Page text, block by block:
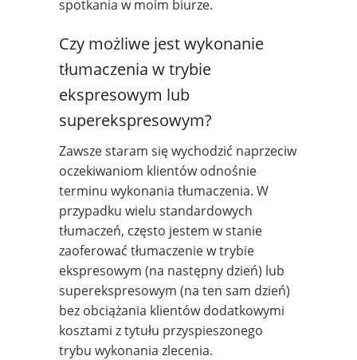
spotkania w moim biurze.
Czy możliwe jest wykonanie
tłumaczenia w trybie
ekspresowym lub
superekspresowym?
Zawsze staram się wychodzić naprzeciw
oczekiwaniom klientów odnośnie
terminu wykonania tłumaczenia. W
przypadku wielu standardowych
tłumaczeń, często jestem w stanie
zaoferować tłumaczenie w trybie
ekspresowym (na następny dzień) lub
superekspresowym (na ten sam dzień)
bez obciążania klientów dodatkowymi
kosztami z tytułu przyspieszonego
trybu wykonania zlecenia.